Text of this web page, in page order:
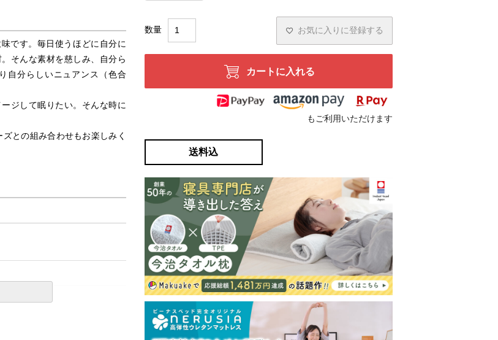
です。毎日使うほどに自分に
そんな素材を慈しみ、自分ら
自分らしいニュアンス（色合
ジして眠りたい。そんな時に
との組み合わせもお楽しみく
お気に入りに登録する
カートに入れる
もご利用いただけます
送料込